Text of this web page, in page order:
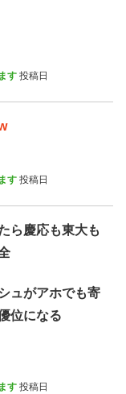
す 投稿日
す 投稿日
ら慶応も東大も
ュがアホでも寄
位になる
す 投稿日